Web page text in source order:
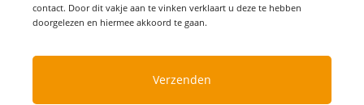
contact. Door dit vakje aan te vinken verklaart u deze te hebben
doorgelezen en hiermee akkoord te gaan.